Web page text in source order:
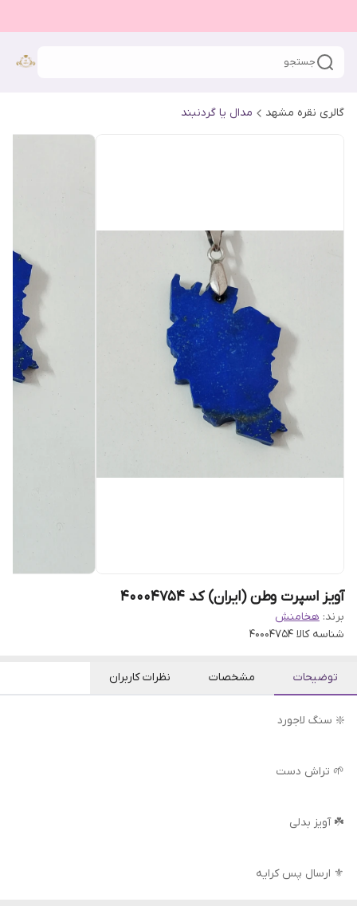
جستجو
گالری نقره مشهد مدال یا گردنبند
آویز اسپرت وطن (ایران) کد 40004754
برند: هخامنش
شناسه کالا 40004754
توضیحات مشخصات نظرات کاربران
❇️ سنگ لاجورد
🌱 تراش دست
☘️ آویز بدلی
⚜️ ارسال پس کرایه